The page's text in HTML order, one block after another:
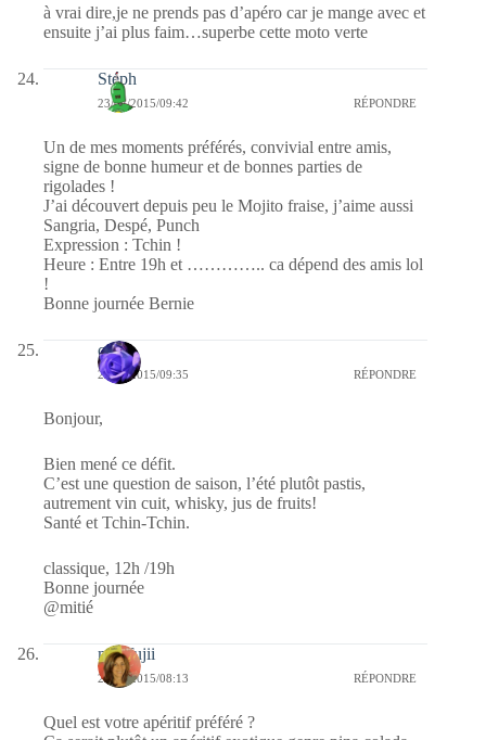
à vrai dire,je ne prends pas d’apéro car je mange avec et
ensuite j’ai plus faim…superbe cette moto verte
Stéph
23/04/2015/09:42 RÉPONDRE
Un de mes moments préférés, convivial entre amis,
signe de bonne humeur et de bonnes parties de
rigolades !
J’ai découvert depuis peu le Mojito fraise, j’aime aussi
Sangria, Despé, Punch
Expression : Tchin !
Heure : Entre 19h et ………….. ca dépend des amis lol
!
Bonne journée Bernie
covix
23/04/2015/09:35 RÉPONDRE
Bonjour,
Bien mené ce défit.
C’est une question de saison, l’été plutôt pastis,
autrement vin cuit, whisky, jus de fruits!
Santé et Tchin-Tchin.
classique, 12h /19h
Bonne journée
@mitié
missfujii
23/04/2015/08:13 RÉPONDRE
Quel est votre apéritif préféré ?